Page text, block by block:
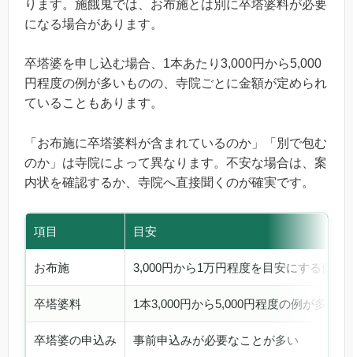
ります。施餓鬼では、お布施とは別に卒塔婆料が必要
になる場合があります。
卒塔婆を申し込む場合、1本あたり3,000円から5,000
円程度の例が多いものの、寺院ごとに金額が定められ
ていることもあります。
「お布施に卒塔婆料が含まれているのか」「別で包む
のか」は寺院によって異なります。不安な場合は、案
内状を確認するか、寺院へ直接聞くのが確実です。
項目 目安
お布施 3,000円から1万円程度を目安にする例が
卒塔婆料 1本3,000円から5,000円程度の例が多い
卒塔婆の申込み 事前申込みが必要なことが多い